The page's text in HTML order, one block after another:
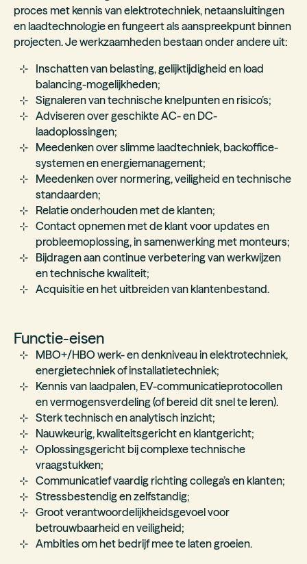
proces met kennis van elektrotechniek, netaansluitingen
en laadtechnologie en fungeert als aanspreekpunt binnen
projecten. Je werkzaamheden bestaan onder andere uit:
Inschatten van belasting, gelijktijdigheid en load
balancing-mogelijkheden;
Signaleren van technische knelpunten en risico’s;
Adviseren over geschikte AC- en DC-
laadoplossingen;
Meedenken over slimme laadtechniek, backoffice-
systemen en energiemanagement;
Meedenken over normering, veiligheid en technische
standaarden;
Relatie onderhouden met de klanten;
Contact opnemen met de klant voor updates en
probleemoplossing, in samenwerking met monteurs;
Bijdragen aan continue verbetering van werkwijzen
en technische kwaliteit;
Acquisitie en het uitbreiden van klantenbestand.
Functie-eisen
MBO+/HBO werk- en denkniveau in elektrotechniek,
energietechniek of installatietechniek;
Kennis van laadpalen, EV-communicatieprotocollen
en vermogensverdeling (of bereid dit snel te leren).
Sterk technisch en analytisch inzicht;
Nauwkeurig, kwaliteitsgericht en klantgericht;
Oplossingsgericht bij complexe technische
vraagstukken;
Communicatief vaardig richting collega’s en klanten;
Stressbestendig en zelfstandig;
Groot verantwoordelijkheidsgevoel voor
betrouwbaarheid en veiligheid;
Ambities om het bedrijf mee te laten groeien.